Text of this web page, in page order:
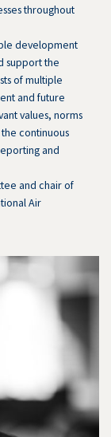
throughout
development
support the
of multiple
and future
values, norms
continuous
and
and chair of
Air